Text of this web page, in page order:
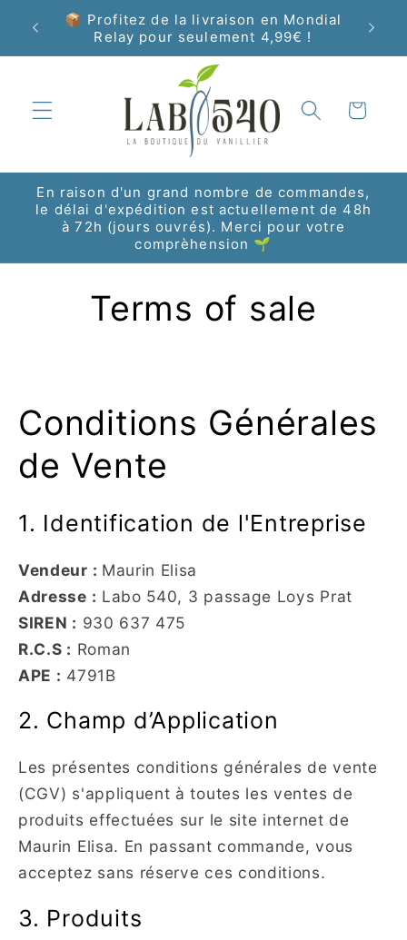
Skip to
content
📦 Profitez de la livraison en Mondial
Relay pour seulement 4,99€ !
Cart
En raison d'un grand nombre de commandes,
le délai d'expédition est actuellement de 48h
à 72h (jours ouvrés). Merci pour votre
comprèhension 🌱
Terms of sale
Conditions Générales
de Vente
1. Identification de l'Entreprise
Vendeur : Maurin Elisa
Adresse : Labo 540, 3 passage Loys Prat
SIREN : 930 637 475
R.C.S : Roman
APE : 4791B
2. Champ d’Application
Les présentes conditions générales de vente
(CGV) s'appliquent à toutes les ventes de
produits effectuées sur le site internet de
Maurin Elisa. En passant commande, vous
acceptez sans réserve ces conditions.
3. Produits